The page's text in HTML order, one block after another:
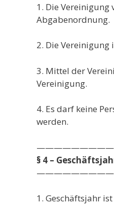
1. Die
Abgabenordnung.
2. Die
3. Mittel der
Vereinigung.
4. Es darf keine
werden.
§ 4 –
1. Geschäftsjahr